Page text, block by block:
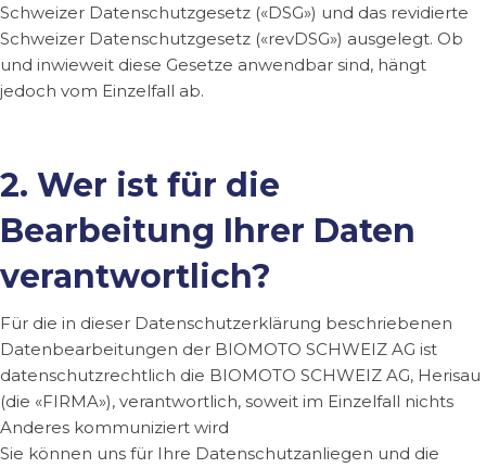
Schweizer Datenschutzgesetz («DSG») und das revidierte
Schweizer Datenschutzgesetz («revDSG») ausgelegt. Ob
und inwieweit diese Gesetze anwendbar sind, hängt
jedoch vom Einzelfall ab.
2. Wer ist für die
Bearbeitung Ihrer Daten
verantwortlich?
Für die in dieser Datenschutzerklärung beschriebenen
Datenbearbeitungen der BIOMOTO SCHWEIZ AG ist
datenschutzrechtlich die BIOMOTO SCHWEIZ AG, Herisau
(die «FIRMA»), verantwortlich, soweit im Einzelfall nichts
Anderes kommuniziert wird
Sie können uns für Ihre Datenschutzanliegen und die